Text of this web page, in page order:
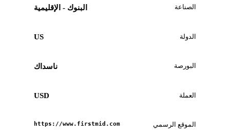
الصناعة البنوك - الإقليمية
الدولة US
البورصة ناسداك
العملة USD
الموقع الرسمي https://www.firstmid.com